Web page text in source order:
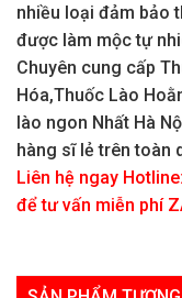
nhiều loại đảm bảo
được làm mộc tự
Chuyên cung cấp
Hóa,Thuốc Lào
lào ngon Nhất Hà
hàng sĩ lẻ trên toàn
Liên hệ ngay
để tư vấn miễn phí